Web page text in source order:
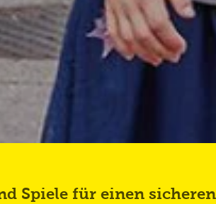
Spiele für einen